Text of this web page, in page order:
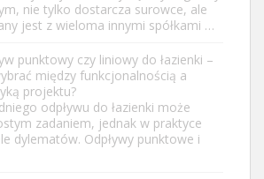
nie tylko dostarcza surowce, ale
jest z wieloma innymi spółkami …
punktowy czy liniowy do łazienki –
między funkcjonalnością a
projektu?
odpływu do łazienki może
zadaniem, jednak w praktyce
dylematów. Odpływy punktowe i